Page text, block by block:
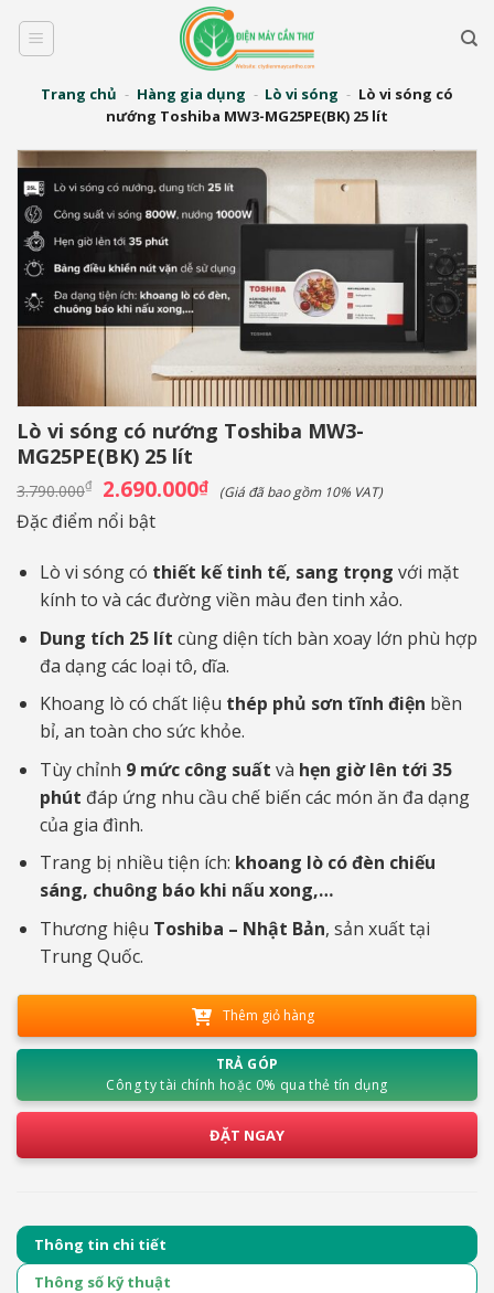
qua
Trang chủ - Hàng gia dụng - Lò vi sóng - Lò vi sóng có
nướng Toshiba MW3-MG25PE(BK) 25 lít
Lò vi sóng có nướng Toshiba MW3-
MG25PE(BK) 25 lít
3.790.000₫ Giá
gốc
là:
3.790.000₫.
2.690.000₫Giá
hiện
(Giá đã bao gồm 10% VAT)
Đặc điểm nổi bật
Lò vi sóng có thiết kế tinh tế, sang trọng với mặt
kính to và các đường viền màu đen tinh xảo.
Dung tích 25 lít cùngdiện tích bàn xoay lớn phù hợp
đa dạng các loại tô, dĩa.
Khoang lò có chất liệu thép phủ sơn tĩnh điện bền
bỉ, an toàn cho sức khỏe.
Tùy chỉnh 9 mức công suất và hẹn giờ lên tới 35
phút đáp ứng nhu cầu chế biến các món ăn đa dạng
của gia đình.
Trang bị nhiều tiện ích: khoang lò có đèn chiếu
sáng, chuông báo khi nấu xong,…
Thương hiệu Toshiba – Nhật Bản, sản xuất tại
Trung Quốc.
Thêm giỏ hàng
TRẢ GÓP
Công ty tài chính hoặc 0% qua thẻ tín dụng
ĐẶT NGAY
Thông tin chi tiết
Thông số kỹ thuật